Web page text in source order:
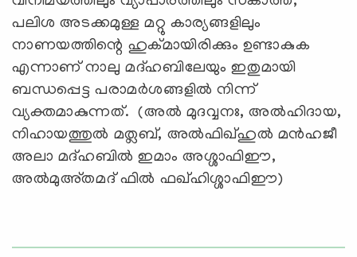
പലിശ അടക്കമുള്ള മറ്റു കാര്യങ്ങളിലും
നാണയത്തിന്റെ ഹുക്മായിരിക്കും ഉണ്ടാകുക
എന്നാണ് നാലു മദ്ഹബിലേയും ഇതുമായി
ബന്ധപ്പെട്ട പരാമർശങ്ങളിൽ നിന്ന്
വ്യക്തമാകുന്നത്. (അൽ മുദവ്വനഃ, അൽഹിദായ,
നിഹായത്തുൽ മത്ലബ്, അൽഫിഖ്ഹുൽ മൻഹജീ
അലാ മദ്ഹബിൽ ഇമാം അശ്ശാഫിഈ,
അൽമുഅ്തമദ് ഫിൽ ഫഖ്ഹിശ്ശാഫിഈ)